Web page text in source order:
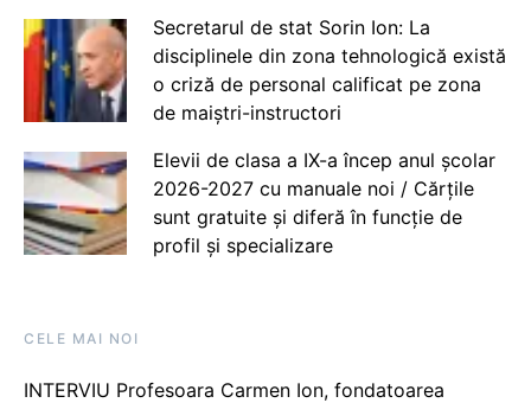
Secretarul de stat Sorin Ion: La
disciplinele din zona tehnologică există
o criză de personal calificat pe zona
de maiștri-instructori
Elevii de clasa a IX-a încep anul școlar
2026-2027 cu manuale noi / Cărțile
sunt gratuite și diferă în funcție de
profil și specializare
CELE MAI NOI
INTERVIU Profesoara Carmen Ion, fondatoarea